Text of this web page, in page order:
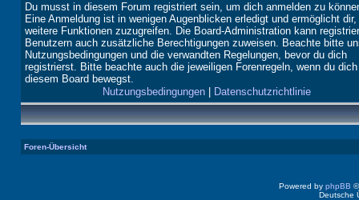
Du musst in diesem Forum registriert sein, um dich anmelden zu
Eine Anmeldung ist in wenigen Augenblicken erledigt und ermöglicht
weitere Funktionen zuzugreifen. Die Board-Administration kann
Benutzern auch zusätzliche Berechtigungen zuweisen. Beachte bitte
Nutzungsbedingungen und die verwandten Regelungen, bevor du dich
registrierst. Bitte beachte auch die jeweiligen Forenregeln, wenn du
diesem Board bewegst.
Nutzungsbedingungen| Datenschutzrichtlinie
Foren-Übersicht
Powered by phpBB
Deutsche